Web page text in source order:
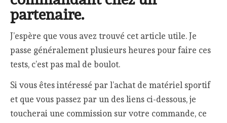
partenaire.
J’espère que vous avez trouvé cet article utile. Je
passe généralement plusieurs heures pour faire ces
tests, c’est pas mal de boulot.
Si vous êtes intéressé par l’achat de matériel sportif
et que vous passez par un des liens ci-dessous, je
toucherai une commission sur votre commande, ce